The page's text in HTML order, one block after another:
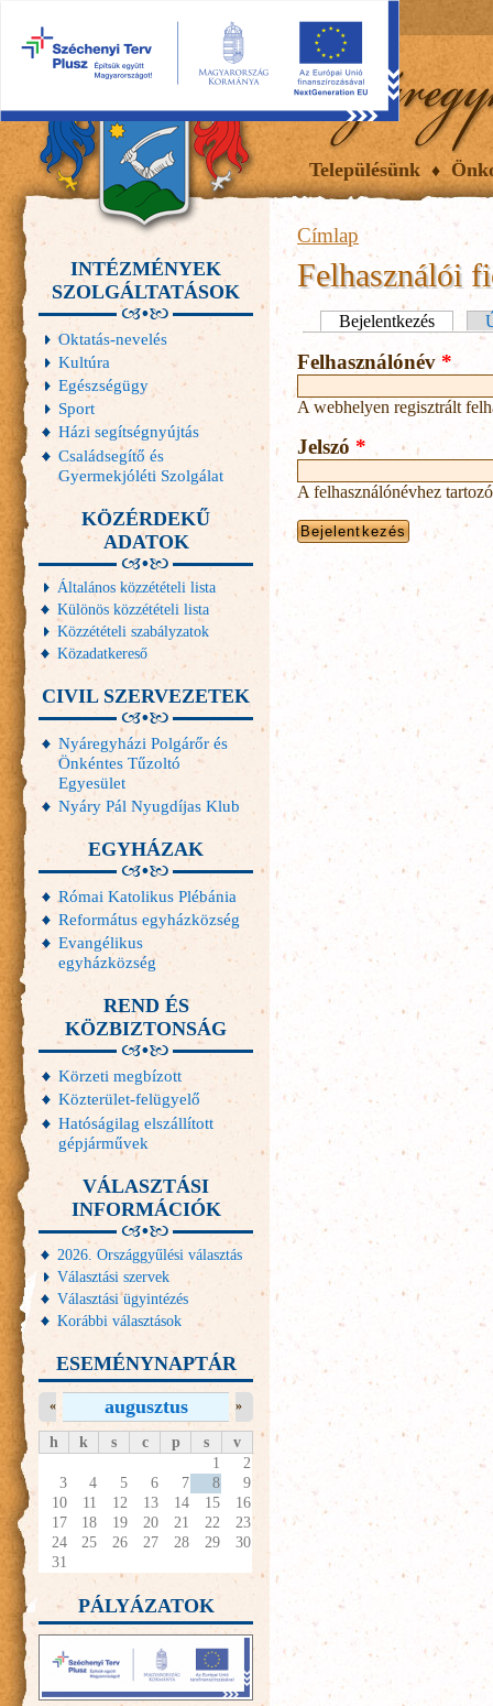
Településünk
Címlap
Felhasználói
Elsődleges fülek
Bejelentkezés (aktív
Felhasználónév *
A webhelyen regisztrált
Jelszó *
A felhasználónévhez
INTÉZMÉNYEK
SZOLGÁLTATÁSOK
Oktatás-nevelés
Kultúra
Egészségügy
Sport
Házi segítségnyújtás
Családsegítő és
Gyermekjóléti Szolgálat
KÖZÉRDEKŰ
ADATOK
Általános közzétételi lista
Különös közzétételi lista
Közzétételi szabályzatok
Közadatkereső
CIVIL SZERVEZETEK
Nyáregyházi Polgárőr és
Önkéntes Tűzoltó
Egyesület
Nyáry Pál Nyugdíjas Klub
EGYHÁZAK
Római Katolikus Plébánia
Református egyházközség
Evangélikus
egyházközség
REND ÉS
KÖZBIZTONSÁG
Körzeti megbízott
Közterület-felügyelő
Hatóságilag elszállított
gépjárművek
VÁLASZTÁSI
INFORMÁCIÓK
2026. Országgyűlési választás
Választási szervek
Választási ügyintézés
Korábbi választások
ESEMÉNYNAPTÁR
augusztus
« »
h k s c p s
v
1
2
3
4 5 6 7 8
9
10
11 12 13 14 15
16
17
18 19 20 21 22
23
24
25 26 27 28 29
30
31
PÁLYÁZATOK